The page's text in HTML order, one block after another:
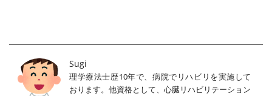
Sugi
理学療法士歴10年で、病院でリハビリを実施して
おります。他資格として、心臓リハビリテーション